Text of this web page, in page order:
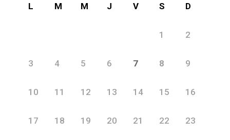
L M M J V S D
1 2
3 4 5 6 7 8 9
10 11 12 13 14 15 16
17 18 19 20 21 22 23